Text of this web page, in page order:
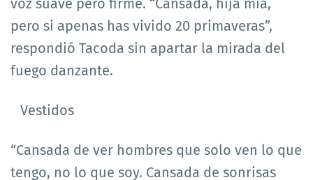
pero si apenas has vivido 20 primaveras”,
respondió Tacoda sin apartar la mirada del
fuego danzante.
Vestidos
“Cansada de ver hombres que solo ven lo que
tengo, no lo que soy. Cansada de sonrisas